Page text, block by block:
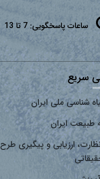
ساعات پاسخگویی: 7 تا 13
سریع
شناسی ملی ایران
طبیعت ایران
نظارت، ارزیابی و پیگیری طرح